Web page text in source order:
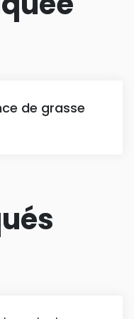
de grasse